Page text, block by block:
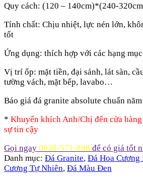
Quy cách: (120 – 140cm)*(240-
Tính chất: Chịu nhiệt, lực nén lớn,
tốt
Ứng dụng: thích hợp với các hạng
Vị trí ốp: mặt tiền, đại sảnh, lát sàn,
tường vách, mặt bếp, lavabo…
Báo giá đá granite absolute chuẩn
* Khuyến khích Anh/Chị đến cửa hàng
sự tin cậy
Gọi ngay 0938-571-808 để có giá tốt
Danh mục: Đá Granite, Đá Hoa Cương
Cương Tự Nhiên, Đá Màu Đen